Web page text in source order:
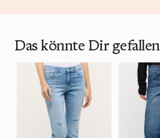
Das könnte Dir gefallen